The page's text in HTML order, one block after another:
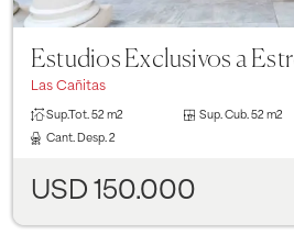
Estudios Exclusivos a
Las Cañitas
Sup.Tot.52 m2 Sup. Cub. 52 m2
Cant. Desp.2
USD 150.000